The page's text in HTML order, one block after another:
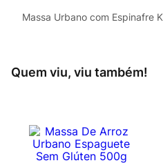
Massa Urbano com Espinafre
Quem viu, viu também!